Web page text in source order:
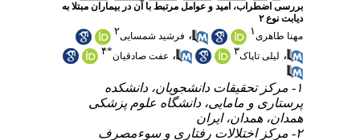
بررسی اضطراب، امید و عوامل مرتبط با آن در بیماران مبتلا به
دیابت نوع ۲
مهنا طاهری۱ ، فرشید شمسایی۲
، لیلی تاپاک۳ ، عفت صادقیان*۴
۱- مرکز تحقیقات دانشجویان، دانشکده
پرستاری و مامایی، دانشگاه علوم پزشکی
همدان، همدان، ایران
۲- مرکز اختلالات رفتاری و سوءمصرف